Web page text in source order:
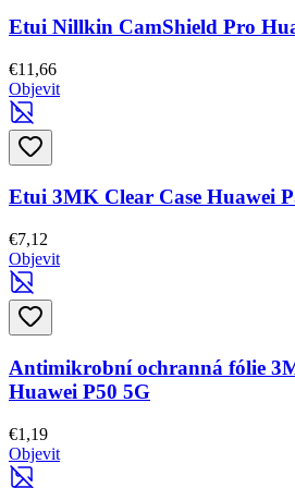
Etui Nillkin CamShield Pro
€11,66
Objevit
Etui 3MK Clear Case Huawei
€7,12
Objevit
Antimikrobní ochranná fólie
Huawei P50 5G
€1,19
Objevit